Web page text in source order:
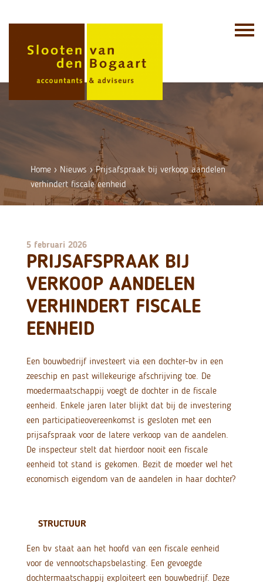
Home › Nieuws ›Prijsafspraak bij verkoop aandelen
verhindert fiscale eenheid
5 februari 2026
PRIJSAFSPRAAK BIJ
VERKOOP AANDELEN
VERHINDERT FISCALE
EENHEID
Een bouwbedrijf investeert via een dochter-bv in een
zeeschip en past willekeurige afschrijving toe. De
moedermaatschappij voegt de dochter in de fiscale
eenheid. Enkele jaren later blijkt dat bij de investering
een participatieovereenkomst is gesloten met een
prijsafspraak voor de latere verkoop van de aandelen.
De inspecteur stelt dat hierdoor nooit een fiscale
eenheid tot stand is gekomen. Bezit de moeder wel het
economisch eigendom van de aandelen in haar dochter?
STRUCTUUR
Een bv staat aan het hoofd van een fiscale eenheid
voor de vennootschapsbelasting. Een gevoegde
dochtermaatschappij exploiteert een bouwbedrijf. Deze